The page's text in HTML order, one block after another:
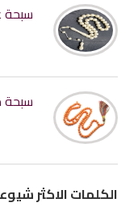
سبحة
سبحة
الكلمات الاكثر